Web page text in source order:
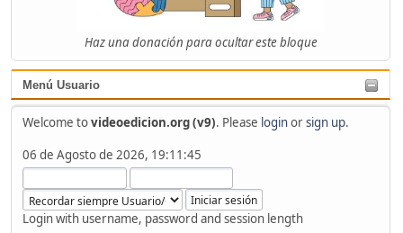
Haz una donación para ocultar este bloque
Menú Usuario
Welcome tovideoedicion.org (v9). Please loginorsign up.
06 de Agosto de 2026, 19:11:45
Login with username, password and session length